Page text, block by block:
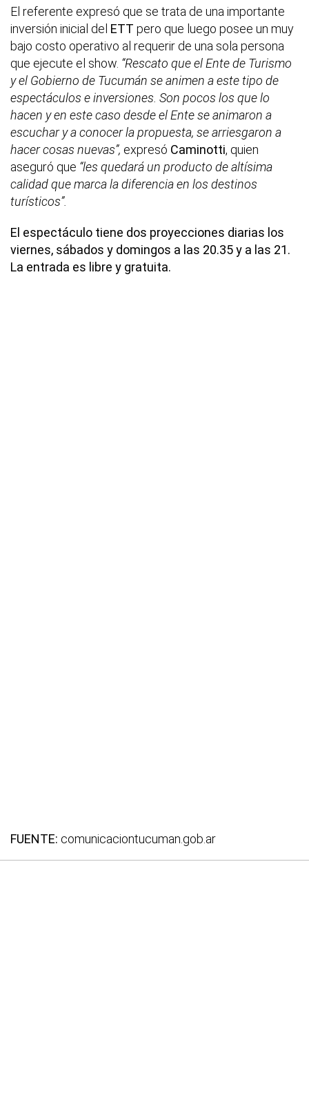
El referente expresó que se trata de una importante
inversión inicial del ETT pero que luego posee un muy
bajo costo operativo al requerir de una sola persona
que ejecute el show. “Rescato que el Ente de Turismo
y el Gobierno de Tucumán se animen a este tipo de
espectáculos e inversiones. Son pocos los que lo
hacen y en este caso desde el Ente se animaron a
escuchar y a conocer la propuesta, se arriesgaron a
hacer cosas nuevas”, expresó Caminotti, quien
aseguró que “les quedará un producto de altísima
calidad que marca la diferencia en los destinos
turísticos”.
El espectáculo tiene dos proyecciones diarias los
viernes, sábados y domingos a las 20.35 y a las 21.
La entrada es libre y gratuita.
FUENTE: comunicaciontucuman.gob.ar